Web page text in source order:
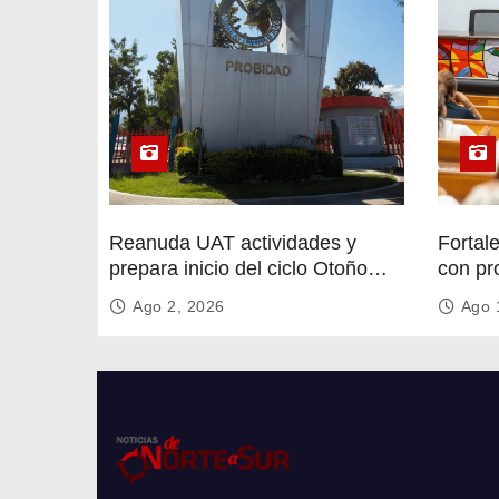
Reanuda UAT actividades y
prepara inicio del ciclo Otoño
2026
Ago 2, 2026
con
circular
Ago